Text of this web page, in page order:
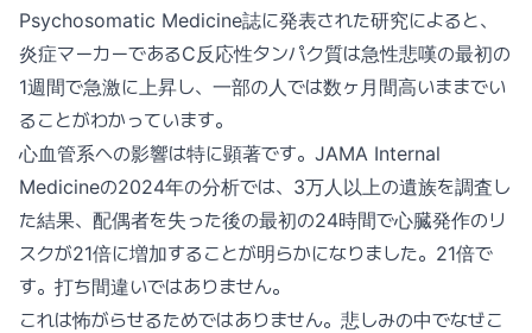
Psychosomatic Medicine誌に発表された研究によると、
炎症マーカーであるC反応性タンパク質は急性悲嘆の最初の
1週間で急激に上昇し、一部の人では数ヶ月間高いままでい
ることがわかっています。
心血管系への影響は特に顕著です。JAMA Internal
Medicineの2024年の分析では、3万人以上の遺族を調査し
た結果、配偶者を失った後の最初の24時間で心臓発作のリ
スクが21倍に増加することが明らかになりました。21倍で
す。打ち間違いではありません。
これは怖がらせるためではありません。悲しみの中でなぜこ